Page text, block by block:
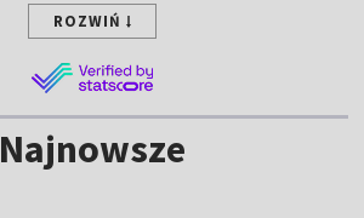
ROZWIŃ
Najnowsze